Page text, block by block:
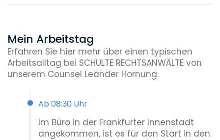
Mein Arbeitstag
Erfahren Sie hier mehr über einen typischen
Arbeitsalltag bei SCHULTE RECHTSANWÄLTE von
unserem Counsel Leander Hornung.
Ab 08:30 Uhr
Im Büro in der Frankfurter Innenstadt
angekommen, ist es für den Start in den